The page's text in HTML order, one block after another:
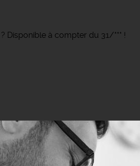
Disponible à compter du 31/*** !